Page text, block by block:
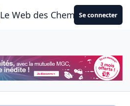
Le Web des CheminotsSe connecter